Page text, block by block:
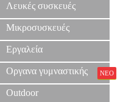
Λευκές συσκευές
Μικροσυσκευές
Εργαλεία
Οργανα γυμναστικής ΝΕΟ
Outdoor